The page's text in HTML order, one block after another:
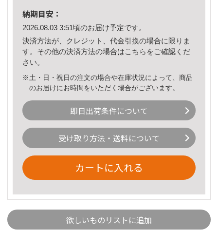
納期目安：
2026.08.03 3:51頃のお届け予定です。
決済方法が、クレジット、代金引換の場合に限りま
す。その他の決済方法の場合はこちら をご確認くだ
さい。
※土・日・祝日の注文の場合や在庫状況によって、商品
のお届けにお時間をいただく場合がございます。
即日出荷条件について
受け取り方法・送料について
カートに入れる
欲しいものリストに追加